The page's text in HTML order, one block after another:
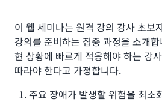
이 웹 세미나는 원격 강의 강사 초보
강의를 준비하는 집중 과정을 소개
현 상황에 빠르게 적응해야 하는 강
따라야 한다고 가정합니다.
주요 장애가 발생할 위험을 최소